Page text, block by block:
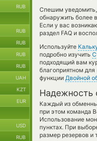
Спешим
обнаружить более
Если у вас
раздел FAQ и
Используйте
подробно изучить
подходящий вам
благоприятном
функции Двойной
Надежность
Каждый из
при этом команда
Использование
пунктах. При
размер резервов и
RUB
RUB
RUB
RUB
RUB
UAH
KZT
EUR
USD
RUB